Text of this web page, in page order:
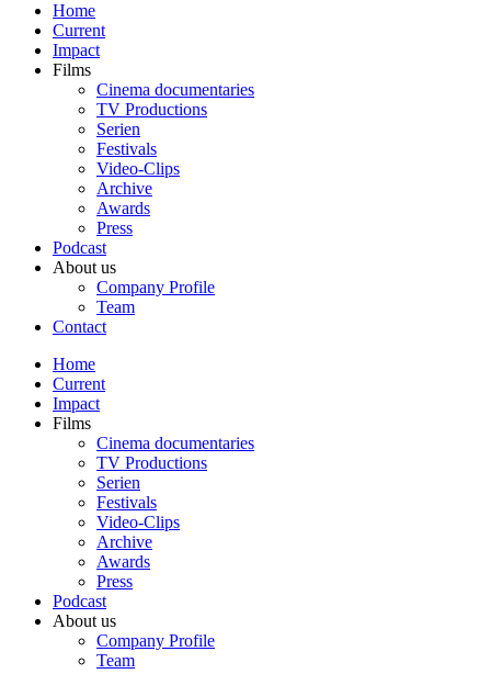
Home
Current
Impact
Films
Cinema documentaries
TV Productions
Serien
Festivals
Video-Clips
Archive
Awards
Press
Podcast
About us
Company Profile
Team
Contact
Home
Current
Impact
Films
Cinema documentaries
TV Productions
Serien
Festivals
Video-Clips
Archive
Awards
Press
Podcast
About us
Company Profile
Team